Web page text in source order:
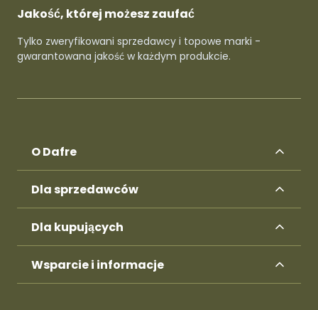
Jakość, której możesz zaufać
Tylko zweryfikowani sprzedawcy i topowe marki -
gwarantowana jakość w każdym produkcie.
O Dafre
Dla sprzedawców
Dla kupujących
Wsparcie i informacje